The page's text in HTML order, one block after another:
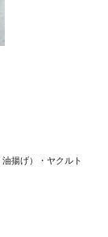
油揚げ）・ヤクルト